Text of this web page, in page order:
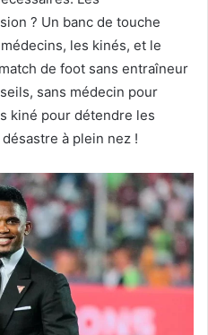
? Un banc de touche
les kinés, et le
de foot sans entraîneur
sans médecin pour
kiné pour détendre les
à plein nez !